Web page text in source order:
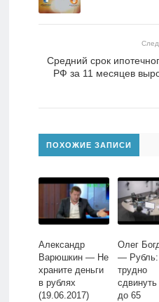
Средний срок
РФ за 11 месяцев
ПОХОЖИЕ ЗАПИСИ
Александр
Варюшкин — Не
храните деньги
в рублях
(19.06.2017)
Олег
— Рубль:
трудно
сдвинуть
до 65